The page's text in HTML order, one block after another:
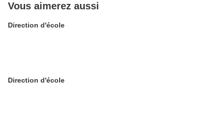
Vous aimerez aussi
Direction d'école
Direction d'école